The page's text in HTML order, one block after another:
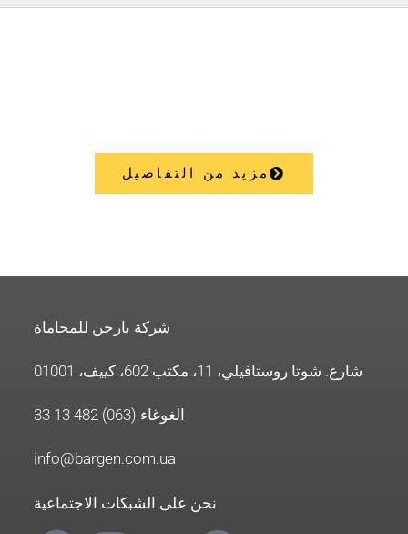
مزيد من التفاصيل
شركة بارجن للمحاماة
شارع. شوتا روستافيلي، 11، مكتب 602، كييف، 01001
الغوغاء (063) 482 13 33
info@bargen.com.ua
نحن على الشبكات الاجتماعية